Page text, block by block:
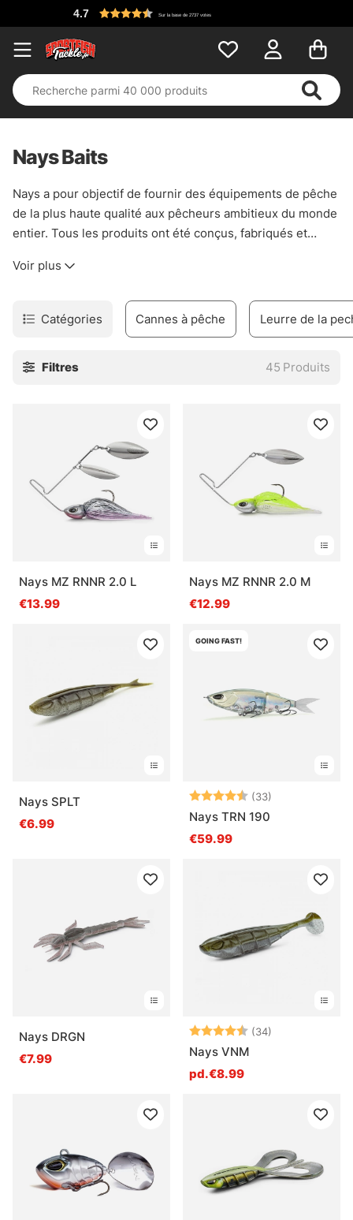
Sur la base de 2737 votes
Nays Baits
Nays a pour objectif de fournir des équipements de pêche
de la plus haute qualité aux pêcheurs ambitieux du monde
entier. Tous les produits ont été conçus, fabriqués et
plus strictes. Dans chaque pièce de Nays, vous trouverez
compétition et la compétence internationale en matière
d'ingénierie. Laissez Nays apporter une qualité plus
Voir plus
Catégories Cannes à pêche Leurre de la
Filtres 45 Produits
Nays MZ RNNR 2.0 L
€13.99
Nays MZ RNNR 2.0 M
€12.99
Nays SPLT
€6.99
GOING FAST!
Note: (33)
Nays TRN 190
€59.99
Nays DRGN
€7.99
Note: (34)
Nays VNM
pd.€8.99